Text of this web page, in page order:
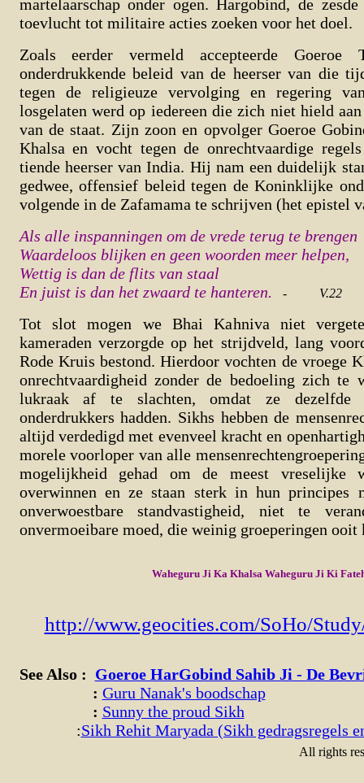
martelaarschap onder ogen. Hargobind, de
toevlucht tot militaire acties zoeken voor het doel.
Zoals eerder vermeld accepteerde Goeroe
onderdrukkende beleid van de heerser van die
tegen de religieuze vervolging en regering
losgelaten werd op iedereen die zich niet hield
van de staat. Zijn zoon en opvolger Goeroe
Khalsa en vocht tegen de onrechtvaardige
tiende heerser van India. Hij nam een duidelijk
gedwee, offensief beleid tegen de Koninklijke
volgende in de Zafamama te schrijven (het epistel
Als alle inspanningen om de vrede terug te brengen
Waardeloos blijken en geen woorden meer helpen,
Wettig is dan de flits van staal
En juist is dan het zwaard te hanteren.
- V.22
Tot slot mogen we Bhai Kahniva niet
kameraden verzorgde op het strijdveld, lang
Rode Kruis bestond. Hierdoor vochten de vroege
onrechtvaardigheid zonder de bedoeling zich te
lukraak af te slachten, omdat ze dezelfde
onderdrukkers hadden. Sikhs hebben de
altijd verdedigd met evenveel kracht en
morele voorloper van alle
mogelijkheid gehad om de meest vreselijke
overwinnen en ze staan sterk in hun principes
onverwoestbare standvastigheid, niet te
onvermoeibare moed, die weinig groeperingen ooit
Waheguru Ji Ka Khalsa Waheguru Ji Ki
http://www.geocities.com/SoHo/
See Also : Goeroe HarGobind Sahib Ji - De
: Guru Nanak's boodschap
: Sunny the proud Sikh
:Sikh Rehit Maryada (Sikh gedragsregels
All rights